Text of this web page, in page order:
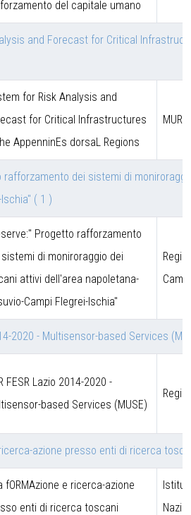
del capitale umano
and Forecast for Critical
for Risk Analysis and
for Critical Infrastructures
AppenninEs dorsaL Regions
MUR
rafforzamento dei sistemi di
( 1 )
Progetto rafforzamento
di moniroraggio dei
attivi dell'area napoletana-
Campi Flegrei-Ischia"
2020 - Multisensor-based Services
FESR Lazio 2014-2020 -
based Services (MUSE)
azione presso enti di ricerca
fORMAzione e ricerca-azione
enti di ricerca toscani